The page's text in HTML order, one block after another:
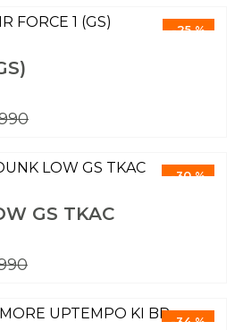
-25 %
-30 %
GS TKAC
-34 %